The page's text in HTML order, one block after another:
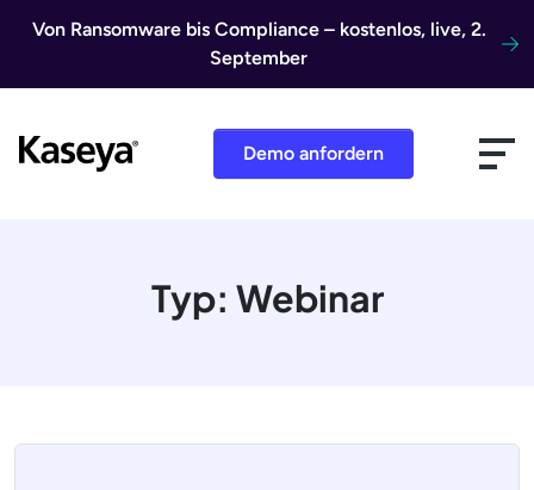
Von Ransomware bis Compliance – kostenlos, live, 2.
September
Demo anfordern
Typ: Webinar